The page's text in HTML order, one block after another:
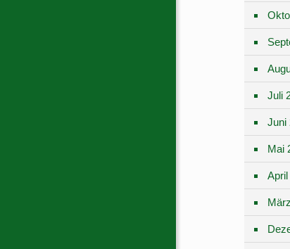
Juli
Juni
Mai
April